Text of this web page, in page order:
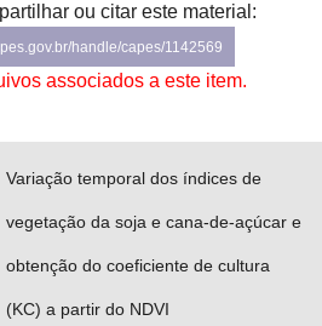
ou citar este material:
handle/capes/1142569
associados a este item.
Variação temporal dos índices de
vegetação da soja e cana-de-açúcar e
obtenção do coeficiente de cultura
(KC) a partir do NDVI